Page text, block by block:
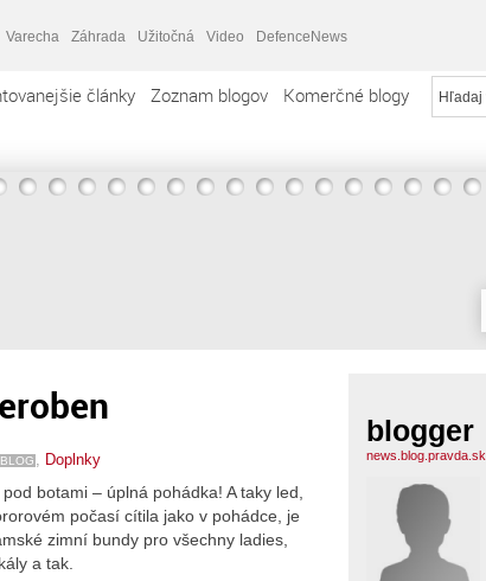
Varecha Záhrada Užitočná Video DefenceNews
články Zoznam blogov Komerčné blogy
Doplnky
botami – úplná pohádka! A taky led,
počasí cítila jako v pohádce, je
zimní bundy pro všechny ladies,
a tak.
blogger
news.blog.pravda.sk